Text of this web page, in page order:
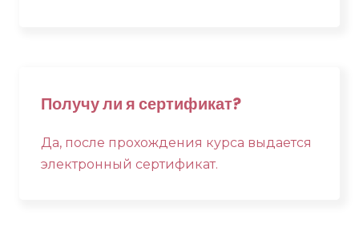
Получу ли я сертификат?
Да, после прохождения курса выдается
электронный сертификат.